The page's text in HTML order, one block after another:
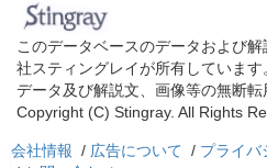
このデータベースのデータおよび
社スティングレイが所有しています
データ及び解説文、画像等の無断転
Copyright (C) Stingray. All Rights
会社情報 / 広告について / プライバ